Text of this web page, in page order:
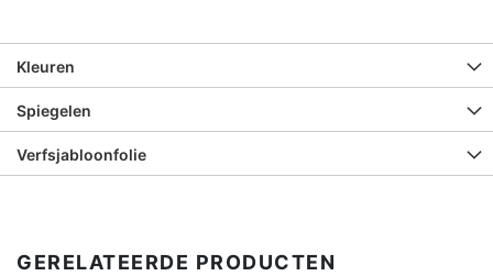
Kleuren
Spiegelen
Verfsjabloonfolie
GERELATEERDE PRODUCTEN